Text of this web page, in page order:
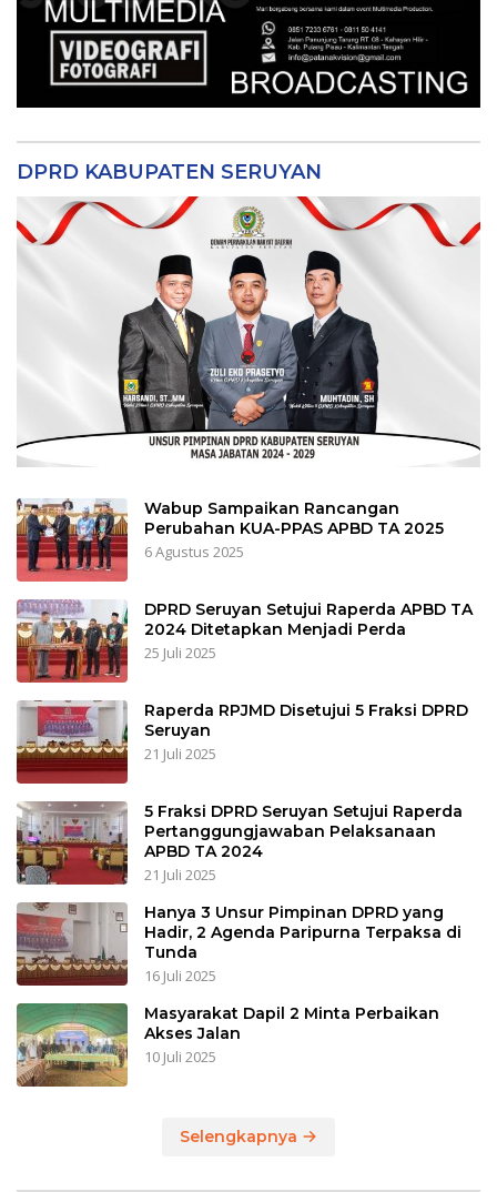
DPRD KABUPATEN SERUYAN
Wabup Sampaikan Rancangan
Perubahan KUA-PPAS APBD TA 2025
6 Agustus 2025
DPRD Seruyan Setujui Raperda APBD TA
2024 Ditetapkan Menjadi Perda
25 Juli 2025
Raperda RPJMD Disetujui 5 Fraksi DPRD
Seruyan
21 Juli 2025
5 Fraksi DPRD Seruyan Setujui Raperda
Pertanggungjawaban Pelaksanaan
APBD TA 2024
21 Juli 2025
Hanya 3 Unsur Pimpinan DPRD yang
Hadir, 2 Agenda Paripurna Terpaksa di
Tunda
16 Juli 2025
Masyarakat Dapil 2 Minta Perbaikan
Akses Jalan
10 Juli 2025
Selengkapnya